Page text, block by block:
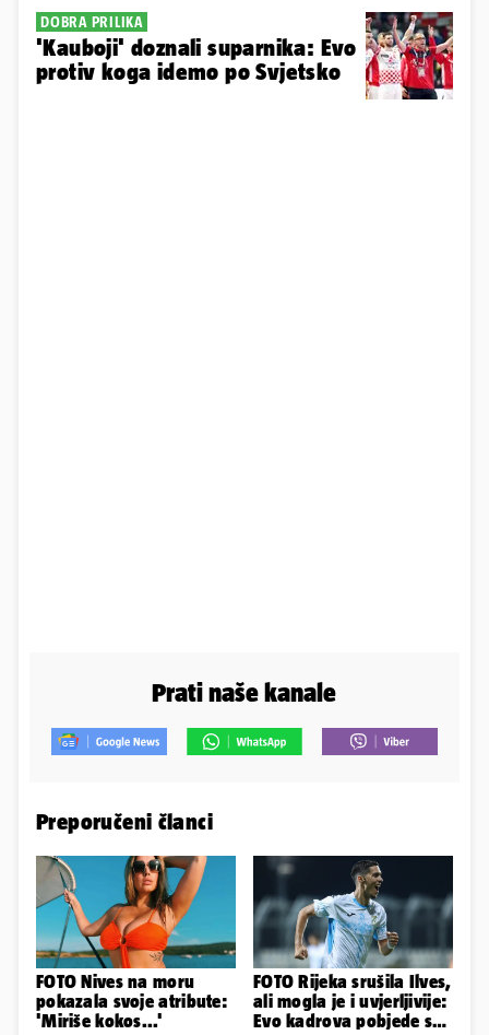
DOBRA PRILIKA
'Kauboji' doznali suparnika: Evo
protiv koga idemo po Svjetsko
Prati naše kanale
Preporučeni članci
FOTO Nives na moru
pokazala svoje atribute:
'Miriše kokos...'
FOTO Rijeka srušila Ilves,
ali mogla je i uvjerljivije:
Evo kadrova pobjede s